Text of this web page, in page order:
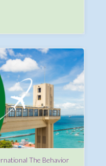
The Behavior